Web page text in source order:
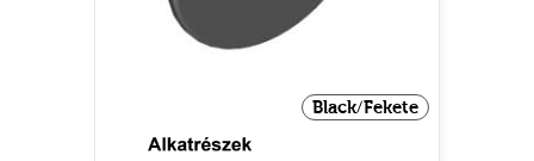
Black/Fekete